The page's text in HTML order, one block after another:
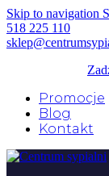
Skip to navigation
518 225 110
Promocje
Blog
Kontakt